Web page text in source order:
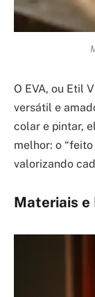
O EVA, ou Etil
versátil e
colar e pintar,
melhor: o
valorizando
Materiais e